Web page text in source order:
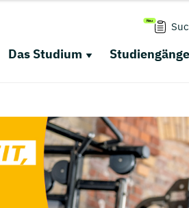
Das Studium Studiengänge